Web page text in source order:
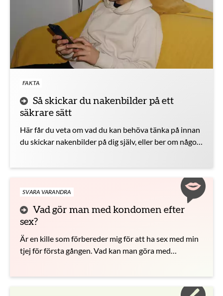
FAKTA
Så skickar du nakenbilder på ett
säkrare sätt
Här får du veta om vad du kan behöva tänka på innan
du skickar nakenbilder på dig själv, eller ber om någon
SVARA VARANDRA
Vad gör man med kondomen efter
sex?
Är en kille som förbereder mig för att ha sex med min
tjej för första gången. Vad kan man göra med